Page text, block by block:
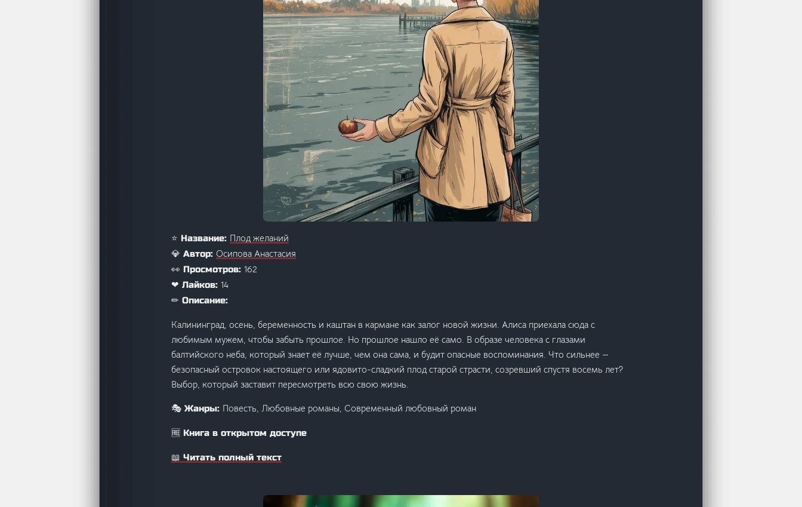
⭐ Название: Плод желаний
💎 Автор: Осипова Анастасия
👀 Просмотров: 162
❤ Лайков: 14
✏ Описание:
Калининград, осень, беременность и каштан в кармане как залог новой жизни. Алиса приехала сюда с
любимым мужем, чтобы забыть прошлое. Но прошлое нашло её само. В образе человека с глазами
балтийского неба, который знает её лучше, чем она сама, и будит опасные воспоминания. Что сильнее —
безопасный островок настоящего или ядовито-сладкий плод старой страсти, созревший спустя восемь лет?
Выбор, который заставит пересмотреть всю свою жизнь.
🎭 Жанры: Повесть, Любовные романы, Современный любовный роман
🆓 Книга в открытом доступе
📖 Читать полный текст